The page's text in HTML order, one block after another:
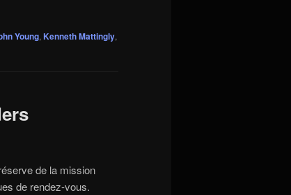
Young, Kenneth Mattingly,
de la mission
de rendez-vous.